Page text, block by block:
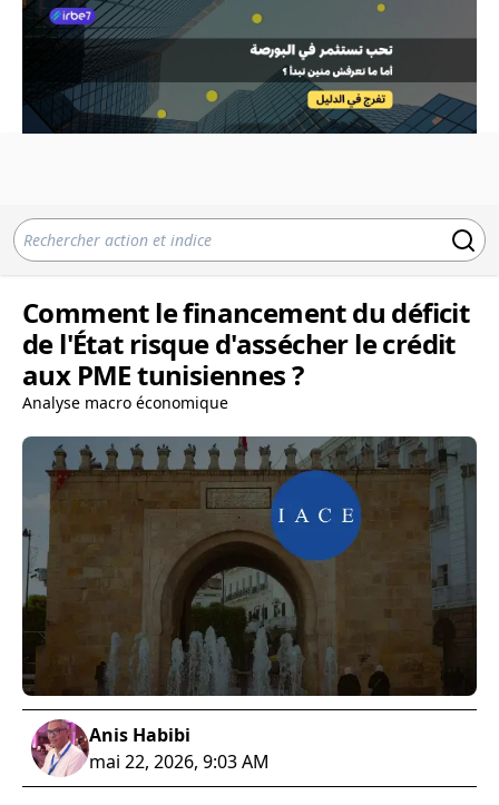
Comment le financement du déficit
de l'État risque d'assécher le crédit
aux PME tunisiennes ?
Analyse macro économique
Anis Habibi
mai 22, 2026, 9:03 AM